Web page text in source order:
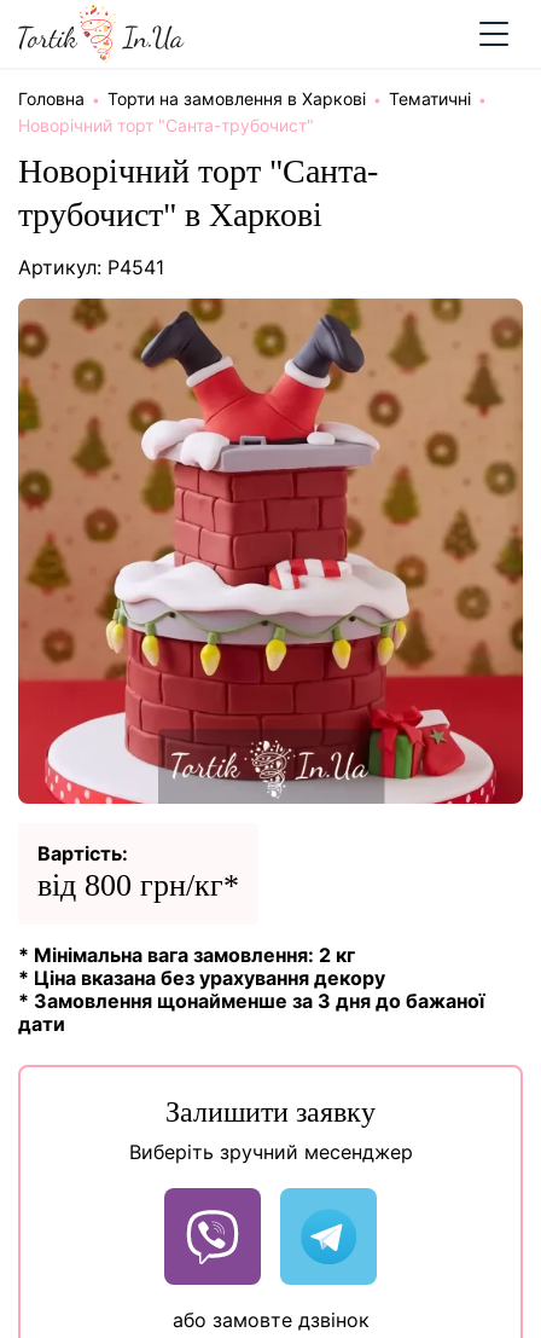
Головна Торти на замовлення в Харкові
Тематичні
Новорічний торт "Санта-трубочист"
Новорічний торт "Санта-
трубочист" в Харкові
Артикул: P4541
Вартість:
від 800 грн/кг*
* Мінімальна вага замовлення: 2 кг
* Ціна вказана без урахування декору
* Замовлення щонайменше за 3 дня до бажаної
дати
Залишити заявку
Виберіть зручний месенджер
або замовте дзвінок